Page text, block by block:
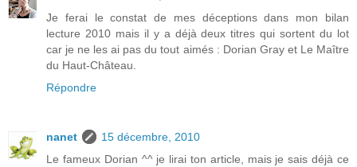
Je ferai le constat de mes déceptions dans mon bilan
lecture 2010 mais il y a déjà deux titres qui sortent du lot
car je ne les ai pas du tout aimés : Dorian Gray et Le Maître
du Haut-Château.
Répondre
nanet
15 décembre, 2010
Le fameux Dorian ^^ je lirai ton article, mais je sais déjà ce